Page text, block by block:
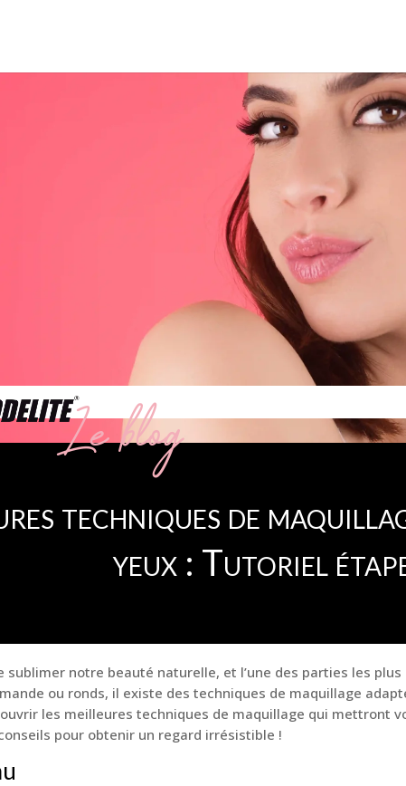
Le blog
techniques de
yeux : Tutoriel
notre beauté naturelle, et l’une des parties les
ou ronds, il existe des techniques de maquillage
les meilleures techniques de maquillage qui mettront
pour obtenir un regard irrésistible !